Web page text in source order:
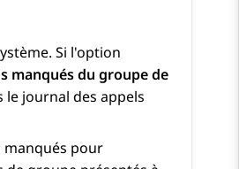
Si l'option
manqués du groupe de
le journal des appels
manqués pour